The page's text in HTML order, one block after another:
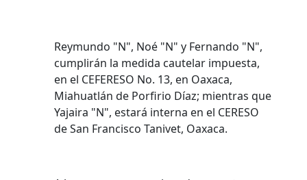
Reymundo "N", Noé "N" y Fernando "N",
cumplirán la medida cautelar impuesta,
en el CEFERESO No. 13, en Oaxaca,
Miahuatlán de Porfirio Díaz; mientras que
Yajaira "N", estará interna en el CERESO
de San Francisco Tanivet, Oaxaca.